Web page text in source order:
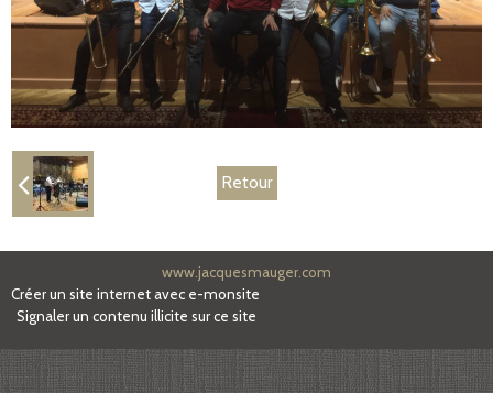
Agenda
Espace Presse
Contact
Partenaires
Facebook Retour
www.jacquesmauger.com
Créer un site internet avec e-monsite
Signaler un contenu illicite sur ce site